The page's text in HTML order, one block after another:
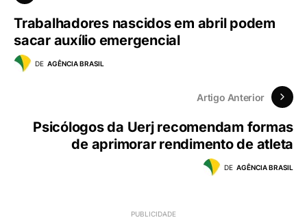
Trabalhadores nascidos em abril podem
sacar auxílio emergencial
DE AGÊNCIA BRASIL
Artigo Anterior
Psicólogos da Uerj recomendam formas
de aprimorar rendimento de atleta
DE AGÊNCIA BRASIL